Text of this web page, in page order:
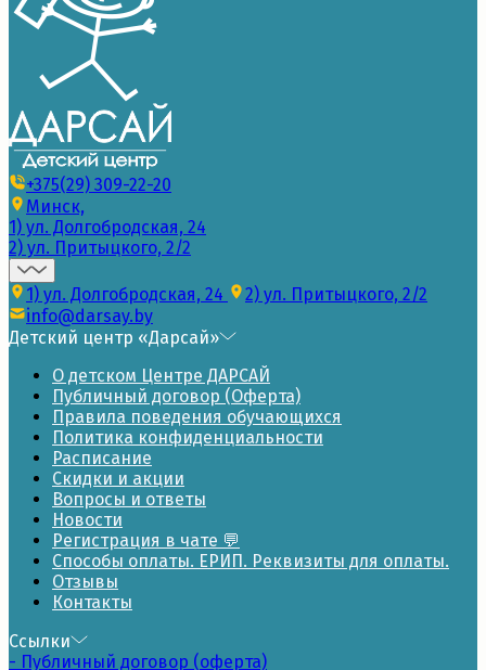
+375(29) 309-22-20
Минск,
1) ул. Долгобродская, 24
2) ул. Притыцкого, 2/2
1) ул. Долгобродская, 24
2) ул. Притыцкого, 2/2
info@darsay.by
Детский центр «Дарсай»
О детском Центре ДАРСАЙ
Публичный договор (Оферта)
Правила поведения обучающихся
Политика конфиденциальности
Расписание
Скидки и акции
Вопросы и ответы
Новости
Регистрация в чате 💬
Способы оплаты. ЕРИП. Реквизиты для оплаты.
Отзывы
Контакты
Ссылки
- Публичный договор (оферта)